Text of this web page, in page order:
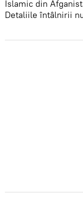
Islamic din
Detaliile întâlnirii